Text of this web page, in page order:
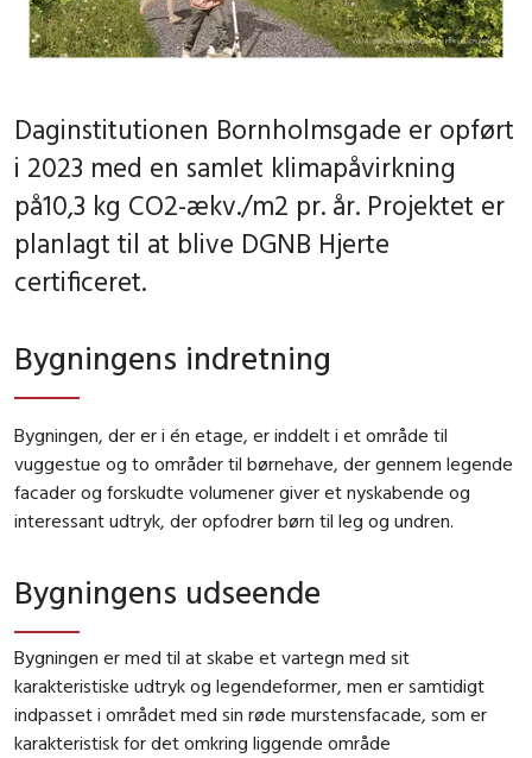
Daginstitutionen Bornholmsgade er opført
i 2023 med en samlet klimapåvirkning
på10,3 kg CO2-ækv./m2 pr. år. Projektet er
planlagt til at blive DGNB Hjerte
certificeret.
Bygningens indretning
Bygningen, der er i én etage, er inddelt i et område til
vuggestue og to områder til børnehave, der gennem legende
facader og forskudte volumener giver et nyskabende og
interessant udtryk, der opfodrer børn til leg og undren.
Bygningens udseende
Bygningen er med til at skabe et vartegn med sit
karakteristiske udtryk og legendeformer, men er samtidigt
indpasset i området med sin røde murstensfacade, som er
karakteristisk for det omkring liggende område